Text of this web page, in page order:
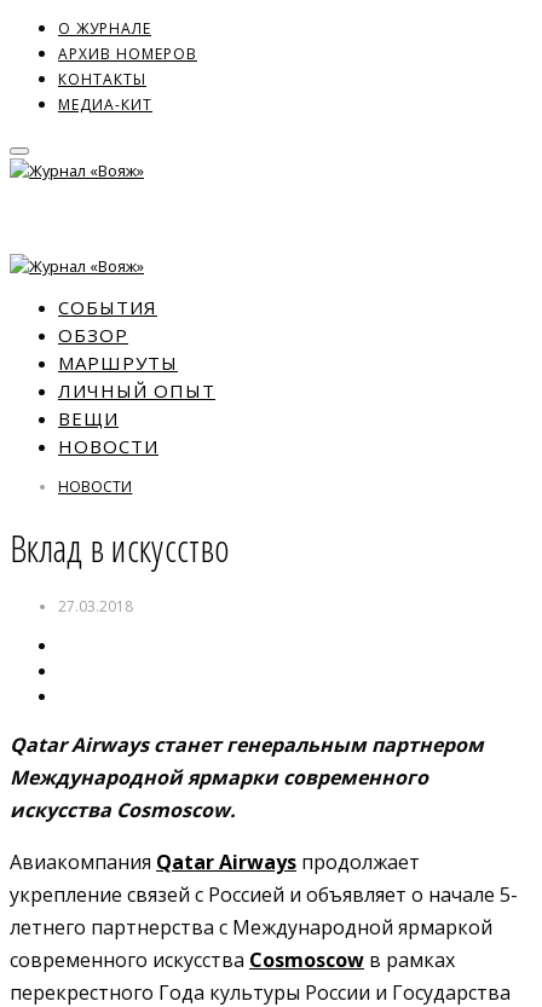
О ЖУРНАЛЕ
АРХИВ НОМЕРОВ
КОНТАКТЫ
МЕДИА-КИТ
СОБЫТИЯ
ОБЗОР
МАРШРУТЫ
ЛИЧНЫЙ ОПЫТ
ВЕЩИ
НОВОСТИ
НОВОСТИ
Вклад в искусство
27.03.2018
QatarAirwaysстанет генеральным партнером
Международной ярмарки современного
искусства Cosmoscow.
Авиакомпания Qatar Airways продолжает
укрепление связей с Россией и объявляет о начале 5-
летнего партнерства с Международной ярмаркой
современного искусства Cosmoscow в рамках
перекрестного Года культуры России и Государства